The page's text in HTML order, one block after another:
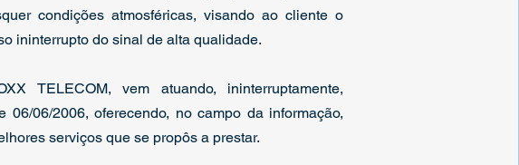
condições atmosféricas, visando ao cliente o
ininterrupto do sinal de alta qualidade.
TELECOM, vem atuando, ininterruptamente,
06/06/2006, oferecendo, no campo da informação,
serviços que se propôs a prestar.